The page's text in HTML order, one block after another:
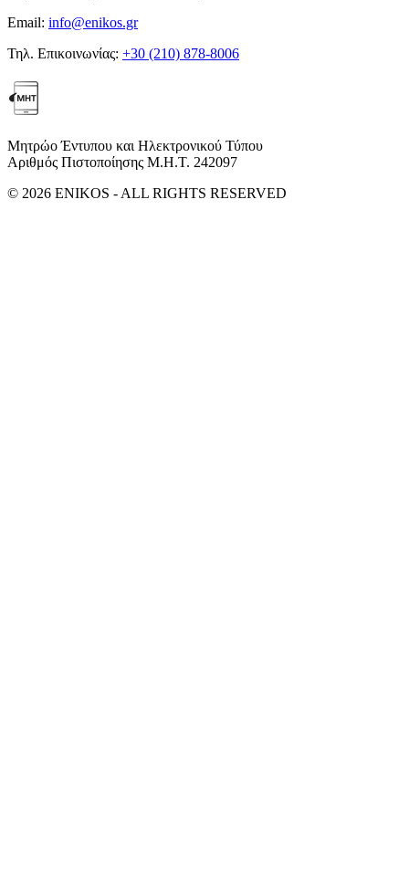
Email: info@enikos.gr
Τηλ. Επικοινωνίας: +30 (210) 878-8006
Μητρώο Έντυπου και Ηλεκτρονικού Τύπου
Αριθμός Πιστοποίησης Μ.Η.Τ. 242097
© 2026 ENIKOS - ALL RIGHTS RESERVED